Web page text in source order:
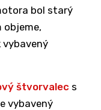
bol starý
objeme,
vybavený
štvorvalec s
vybavený